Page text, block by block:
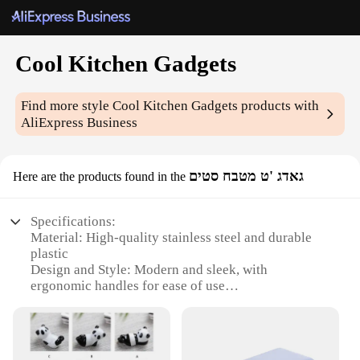
Cool Kitchen Gadgets
Find more styleCool Kitchen Gadgets products with
AliExpress Business
Here are the products found in the גאדג 'ט מטבח סטים
Specifications:
Material: High-quality stainless steel and durable
plastic
Design and Style: Modern and sleek, with
ergonomic handles for ease of use
various cooking tasks
Performance and Property: Precision-engineered for
optimal efficiency